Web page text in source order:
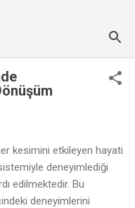
kesimini etkileyen hayati
deneyimlediği
edilmektedir. Bu
deneyimlerini